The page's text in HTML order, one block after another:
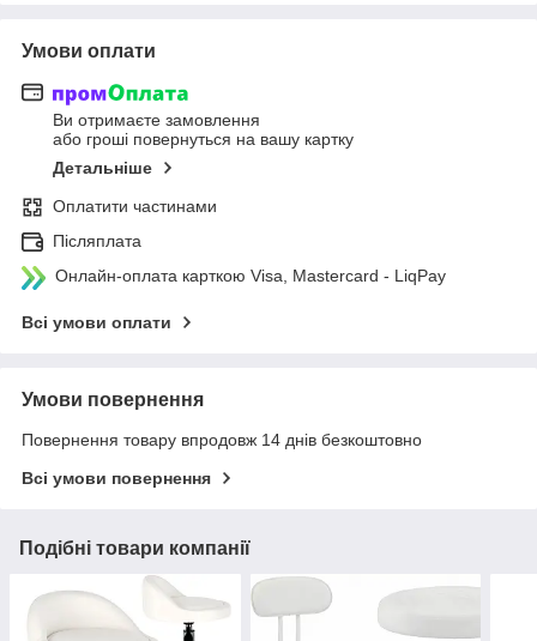
Умови оплати
Ви отримаєте замовлення
або гроші повернуться на вашу картку
Детальніше
Оплатити частинами
Післяплата
Онлайн-оплата карткою Visa, Mastercard - LiqPay
Всі умови оплати
Умови повернення
Повернення товару впродовж 14 днів безкоштовно
Всі умови повернення
Подібні товари компанії